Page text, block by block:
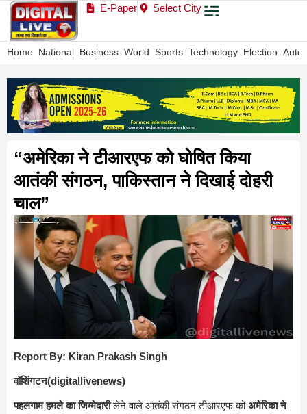
E-Paper Select City
Home National Business World Sports Technology Election Auto
“अमेरिका ने टीआरएफ को घोषित किया
आतंकी संगठन, पाकिस्तान ने दिखाई दोहरी
चाल”
Report By: Kiran Prakash Singh
वॉशिंगटन(digitallivenews)
पहलगाम हमले का जिम्मेदारीलेने वाले आतंकी संगठन टीआरएफ कोअमेरिका ने